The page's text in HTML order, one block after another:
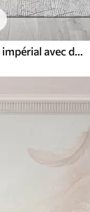
Peintures murales Jardin impérial avec des animaux de style oriental : singe, léopard, tigre, paon et héron